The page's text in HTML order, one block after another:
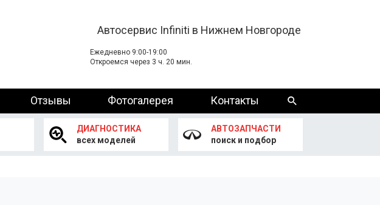
Автосервис Infiniti в Нижнем Новгороде
Ежедневно 9:00-19:00
Откроемся через 3 ч. 20 мин.
Отзывы Фотогалерея Контакты
ДИАГНОСТИКА
всех моделей
АВТОЗАПЧАСТИ
поиск и подбор